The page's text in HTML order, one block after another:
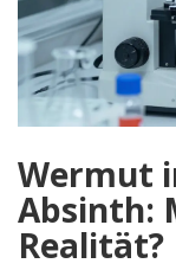
Wermut
Absinth:
Realität?